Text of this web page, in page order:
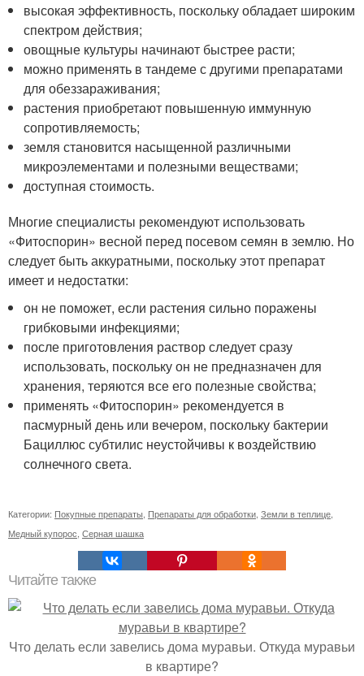
высокая эффективность, поскольку обладает широким
спектром действия;
овощные культуры начинают быстрее расти;
можно применять в тандеме с другими препаратами
для обеззараживания;
растения приобретают повышенную иммунную
сопротивляемость;
земля становится насыщенной различными
микроэлементами и полезными веществами;
доступная стоимость.
Многие специалисты рекомендуют использовать
«Фитоспорин» весной перед посевом семян в землю. Но
следует быть аккуратными, поскольку этот препарат
имеет и недостатки:
он не поможет, если растения сильно поражены
грибковыми инфекциями;
после приготовления раствор следует сразу
использовать, поскольку он не предназначен для
хранения, теряются все его полезные свойства;
применять «Фитоспорин» рекомендуется в
пасмурный день или вечером, поскольку бактерии
Бациллюс субтилис неустойчивы к воздействию
солнечного света.
Категории: Покупные препараты Препараты для обработки Земли в теплице
Медный купорос Серная шашка
Читайте также
Что делать если завелись дома муравьи. Откуда муравьи
в квартире?